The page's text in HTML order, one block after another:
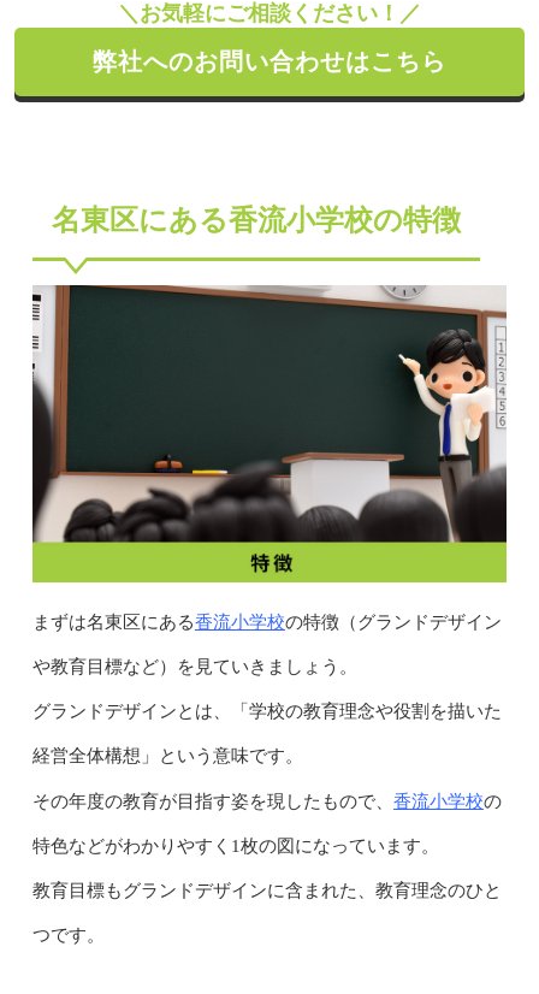
＼お気軽にご相談ください！／
弊社へのお問い合わせはこちら
名東区にある香流小学校の特徴
まずは名東区にある香流小学校の特徴（グランドデザイン
や教育目標など）を見ていきましょう。
グランドデザインとは、「学校の教育理念や役割を描いた
経営全体構想」という意味です。
その年度の教育が目指す姿を現したもので、 香流小学校の
特色などがわかりやすく1枚の図になっています。
教育目標もグランドデザインに含まれた、教育理念のひと
つです。